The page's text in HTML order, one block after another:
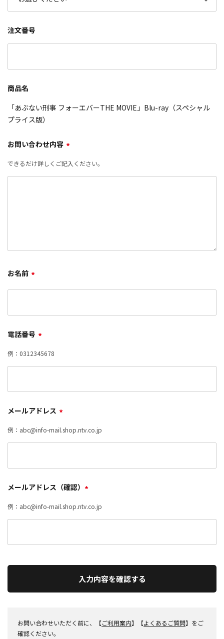
注文番号
商品名
「あぶない刑事 フォーエバーTHE MOVIE」Blu-ray（スペシャル
プライス版）
お問い合わせ内容 *
できるだけ詳しくご記入ください。
お名前 *
電話番号 *
例：0312345678
メールアドレス *
例：abc@info-mail.shop.ntv.co.jp
メールアドレス（確認） *
例：abc@info-mail.shop.ntv.co.jp
入力内容を確認する
お問い合わせいただく前に、【ご利用案内】【よくあるご質問】をご
確認ください。